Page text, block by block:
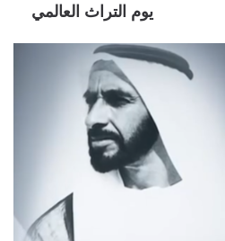
يوم التراث العالمي